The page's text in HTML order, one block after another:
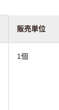
販売単位
1個